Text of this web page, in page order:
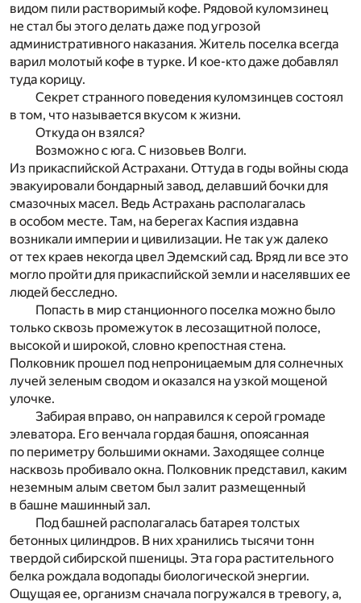
видом пили растворимый кофе. Рядовой куломзинец
не стал бы этого делать даже под угрозой
административного наказания. Житель поселка всегда
варил молотый кофе в турке. И кое-кто даже добавлял
туда корицу.
Секрет странного поведения куломзинцев состоял
в том, что называется вкусом к жизни.
Откуда он взялся?
Возможно с юга. С низовьев Волги.
Из прикаспийской Астрахани. Оттуда в годы войны сюда
эвакуировали бондарный завод, делавший бочки для
смазочных масел. Ведь Астрахань располагалась
в особом месте. Там, на берегах Каспия издавна
возникали империи и цивилизации. Не так уж далеко
от тех краев некогда цвел Эдемский сад. Вряд ли все это
могло пройти для прикаспийской земли и населявших ее
людей бесследно.
Попасть в мир станционного поселка можно было
только сквозь промежуток в лесозащитной полосе,
высокой и широкой, словно крепостная стена.
Полковник прошел под непроницаемым для солнечных
лучей зеленым сводом и оказался на узкой мощеной
улочке.
Забирая вправо, он направился к серой громаде
элеватора. Его венчала гордая башня, опоясанная
по периметру большими окнами. Заходящее солнце
насквозь пробивало окна. Полковник представил, каким
неземным алым светом был залит размещенный
в башне машинный зал.
Под башней располагалась батарея толстых
бетонных цилиндров. В них хранились тысячи тонн
твердой сибирской пшеницы. Эта гора растительного
белка рождала водопады биологической энергии.
Ощущая ее, организм сначала погружался в тревогу, а,